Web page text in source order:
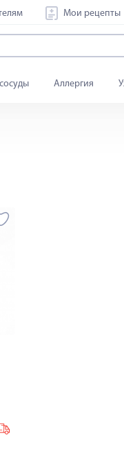
Мои рецепты
Аллергия